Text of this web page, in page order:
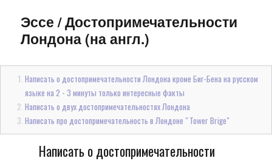
Эссе/Достопримечательности
Лондона (на англ.)
Написать о достопримечательности Лондона кроме Биг-Бена на русском
языке на 2 - 3 минуты только интересные факты
Написать о двух достопримечательностях Лондона
Написать про достопримечательность в Лондоне " Tower Brige"
Написать о достопримечательности